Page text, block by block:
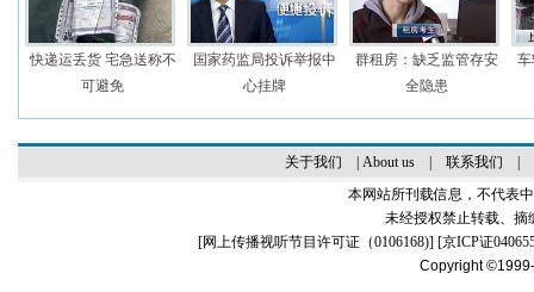
快递运丢货 宅急送称不
可避免
国家药监局投诉举报中
心挂牌
群租房：缺乏监管存安
全隐患
关于我们 About us| 联系我们
本网站所刊载信息，不代表
未经授权禁止转载、摘
[网上传播视听节目许可证（0106168)] [京ICP证
Copyright